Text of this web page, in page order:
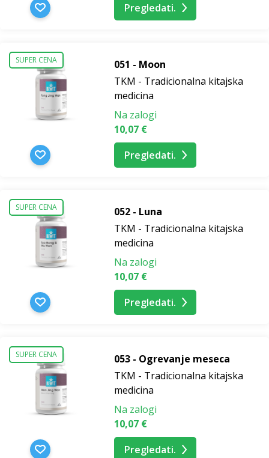
Pregledati.
SUPER CENA
051 - Moon
TKM - Tradicionalna kitajska
medicina
Na zalogi
10,07 €
Pregledati.
SUPER CENA
052 - Luna
TKM - Tradicionalna kitajska
medicina
Na zalogi
10,07 €
Pregledati.
SUPER CENA
053 - Ogrevanje meseca
TKM - Tradicionalna kitajska
medicina
Na zalogi
10,07 €
Pregledati.